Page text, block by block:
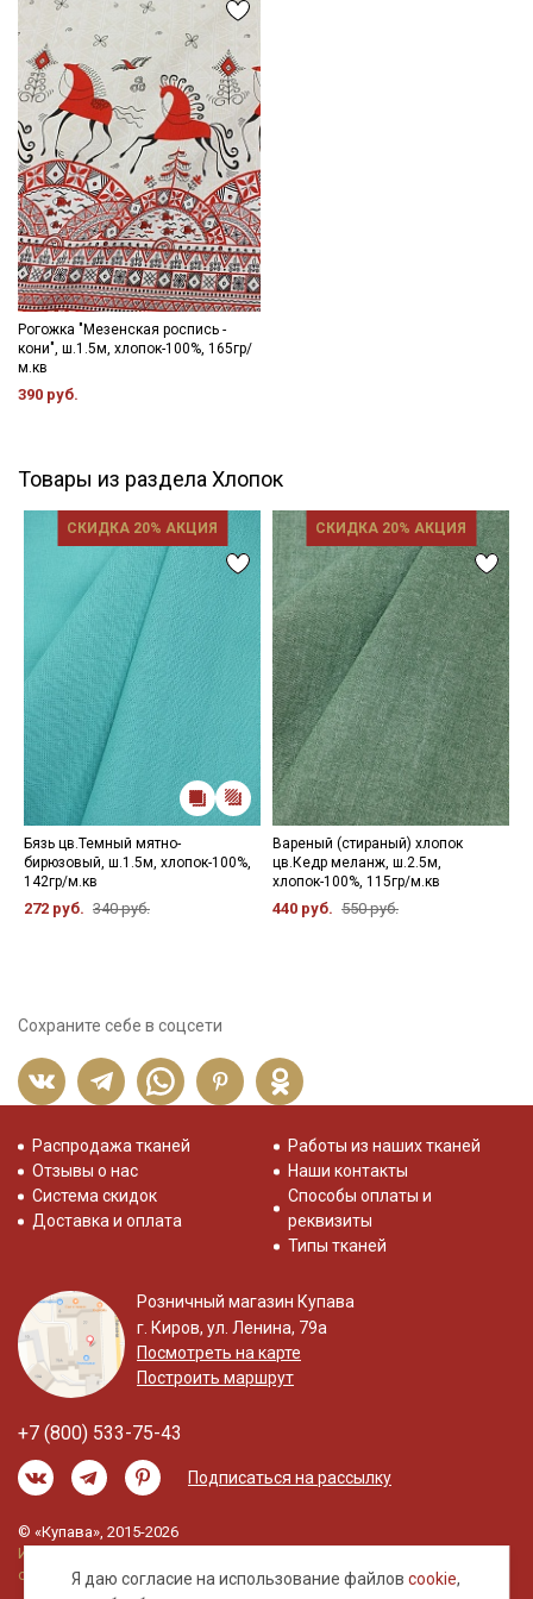
Рогожка "Мезенская роспись -
кони", ш.1.5м, хлопок-100%, 165гр/
м.кв
390 руб.
Товары из раздела Хлопок
СКИДКА 20% АКЦИЯ
Бязь цв.Темный мятно-
бирюзовый, ш.1.5м, хлопок-100%,
142гр/м.кв
272 руб. 340 руб.
СКИДКА 20% АКЦИЯ
Вареный (стираный) хлопок
цв.Кедр меланж, ш.2.5м,
хлопок-100%, 115гр/м.кв
440 руб. 550 руб.
Сохраните себе в соцсети
Я даю согласие на использование файловcookie,
Распродажа тканей
Отзывы о нас
Система скидок
Доставка и оплата
Работы из наших тканей
Наши контакты
Способы оплаты и
реквизиты
Типы тканей
Розничный магазин Купава
г. Киров, ул. Ленина, 79а
Посмотреть на карте
Построить маршрут
+7 (800) 533-75-43
Подписаться на рассылку
© «Купава», 2015-2026
Информация на сайте не является публичной
офертой.